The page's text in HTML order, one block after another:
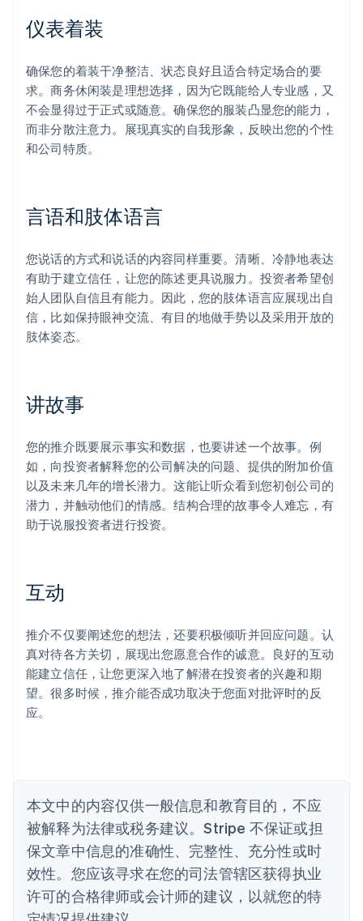
仪表着装
确保您的着装干净整洁、状态良好且适合特定场合的要
求。商务休闲装是理想选择，因为它既能给人专业感，又
不会显得过于正式或随意。确保您的服装凸显您的能力，
而非分散注意力。展现真实的自我形象，反映出您的个性
和公司特质。
言语和肢体语言
您说话的方式和说话的内容同样重要。清晰、冷静地表达
有助于建立信任，让您的陈述更具说服力。投资者希望创
始人团队自信且有能力。因此，您的肢体语言应展现出自
信，比如保持眼神交流、有目的地做手势以及采用开放的
肢体姿态。
讲故事
您的推介既要展示事实和数据，也要讲述一个故事。例
如，向投资者解释您的公司解决的问题、提供的附加价值
以及未来几年的增长潜力。这能让听众看到您初创公司的
潜力，并触动他们的情感。结构合理的故事令人难忘，有
助于说服投资者进行投资。
互动
推介不仅要阐述您的想法，还要积极倾听并回应问题。认
真对待各方关切，展现出您愿意合作的诚意。良好的互动
能建立信任，让您更深入地了解潜在投资者的兴趣和期
望。很多时候，推介能否成功取决于您面对批评时的反
应。
本文中的内容仅供一般信息和教育目的，不应
被解释为法律或税务建议。Stripe 不保证或担
保文章中信息的准确性、完整性、充分性或时
效性。您应该寻求在您的司法管辖区获得执业
许可的合格律师或会计师的建议，以就您的特
阿联酋
爱沙尼亚
奥地利
Deutsch English
澳大利亚
English
巴西
English
丹麦
English
德国
DeutschEnglish
法国
FrançaisEnglish